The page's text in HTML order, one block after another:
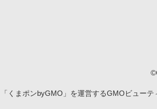
「くまポンbyGMO」を運営するGMOビューテ